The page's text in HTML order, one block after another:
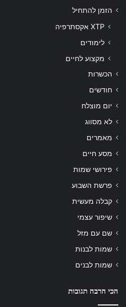
הזמן להתחיל
XTP אקסתרפיה
לימודים
מקצוע לחיים
הכשרות
חודשים
יום מוצלח
לא מסווג
מאמרים
מסע חיים
פירושי שמות
פרשת השבוע
קבלה מעשית
שיפור עצמי
שם עם מזל
שמות לבנות
שמות לבנים
הכי הרבה תגובות